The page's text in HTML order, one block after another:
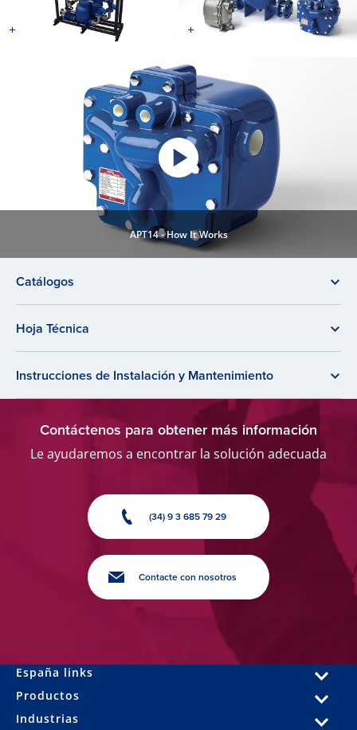
APT14 - How It Works
Catálogos
Hoja Técnica
Instrucciones de Instalación y Mantenimiento
Contáctenos para obtener más información
Le ayudaremos a encontrar la solución adecuada
(34) 9 3 685 79 29
Contacte con nosotros
España links
Productos
Industrias